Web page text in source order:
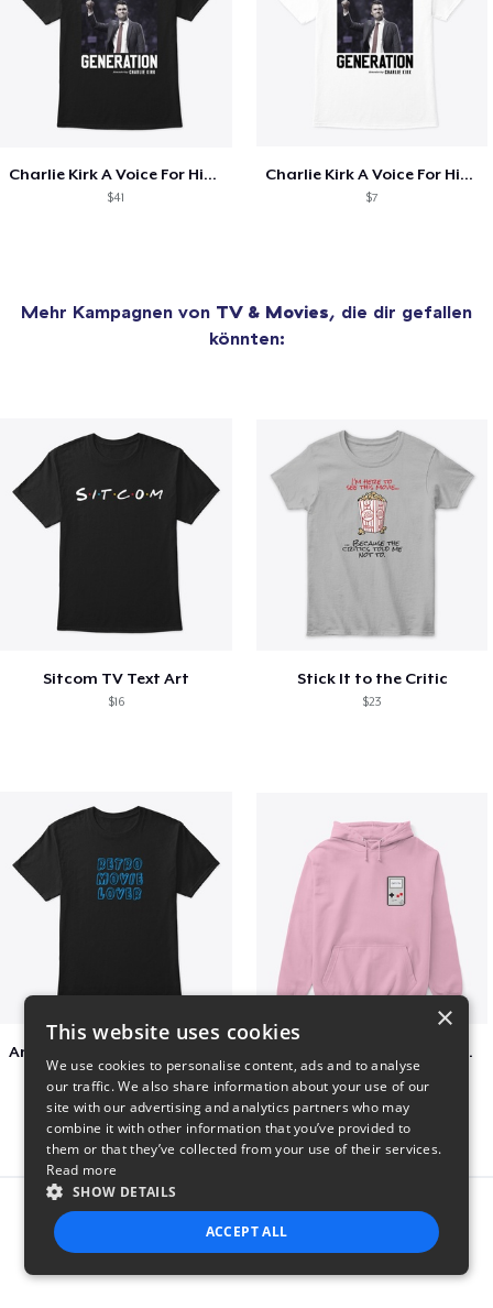
Charlie Kirk A Voice For His Generation
$41
Charlie Kirk A Voice For His Generation
$7
Mehr Kampagnen von TV & Movies, die dir gefallen
könnten:
Sitcom TV Text Art
$16
Stick It to the Critic
$23
Persian Cat watching Cats TV
Report this product
×
This website uses cookies
We use cookies to personalise content, ads and to analyse
our traffic. We also share information about your use of our
site with our advertising and analytics partners who may
combine it with other information that you’ve provided to
them or that they’ve collected from your use of their services.
Read more
SHOW DETAILS
ACCEPT ALL
STRICTLY NECESSARY PERFORMANCE